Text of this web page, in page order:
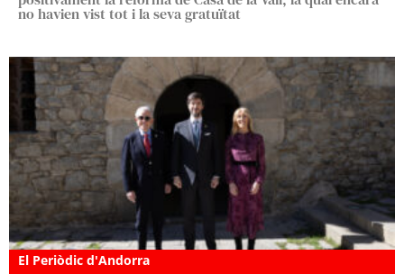
no havien vist tot i la seva gratuïtat
El Periòdic d'Andorra